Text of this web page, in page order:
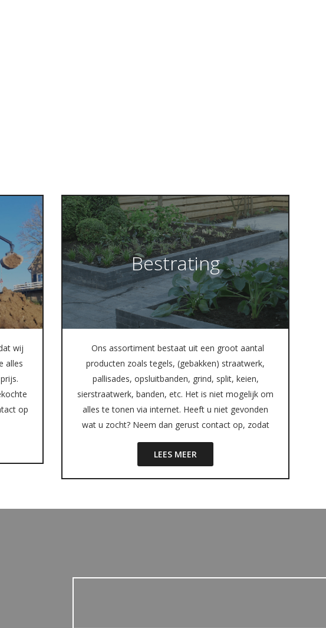
wij
alles
op
Bestrating
Ons assortiment bestaat uit een groot aantal
producten zoals tegels, (gebakken) straatwerk,
pallisades, opsluitbanden, grind, split, keien,
sierstraatwerk, banden, etc. Het is niet mogelijk om
alles te tonen via internet. Heeft u niet gevonden
wat u zocht? Neem dan gerust contact op, zodat
LEES MEER